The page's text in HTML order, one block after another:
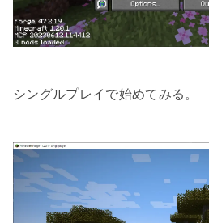
シングルプレイで始めてみる。